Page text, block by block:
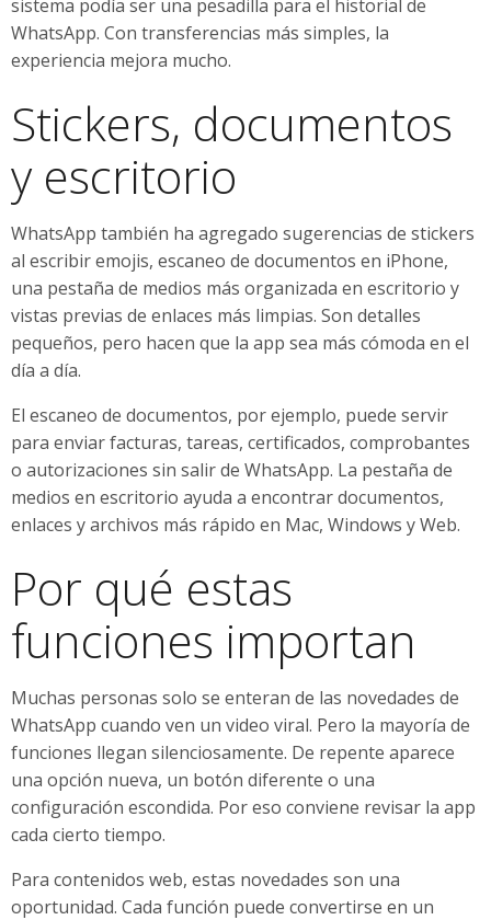
sistema podía ser una pesadilla para el historial de
WhatsApp. Con transferencias más simples, la
experiencia mejora mucho.
Stickers, documentos
y escritorio
WhatsApp también ha agregado sugerencias de stickers
al escribir emojis, escaneo de documentos en iPhone,
una pestaña de medios más organizada en escritorio y
vistas previas de enlaces más limpias. Son detalles
pequeños, pero hacen que la app sea más cómoda en el
día a día.
El escaneo de documentos, por ejemplo, puede servir
para enviar facturas, tareas, certificados, comprobantes
o autorizaciones sin salir de WhatsApp. La pestaña de
medios en escritorio ayuda a encontrar documentos,
enlaces y archivos más rápido en Mac, Windows y Web.
Por qué estas
funciones importan
Muchas personas solo se enteran de las novedades de
WhatsApp cuando ven un video viral. Pero la mayoría de
funciones llegan silenciosamente. De repente aparece
una opción nueva, un botón diferente o una
configuración escondida. Por eso conviene revisar la app
cada cierto tiempo.
Para contenidos web, estas novedades son una
oportunidad. Cada función puede convertirse en un